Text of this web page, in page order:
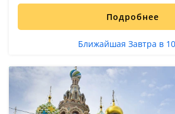
Подробнее
Ближайшая Завтра в